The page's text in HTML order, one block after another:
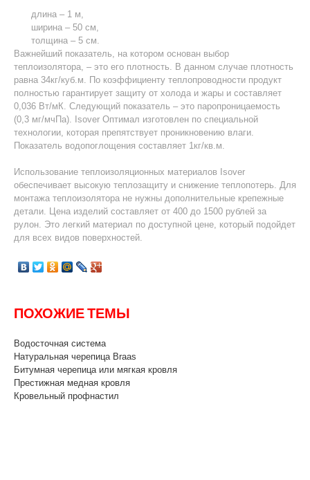
длина – 1 м,
ширина – 50 см,
толщина – 5 см.
Важнейший показатель, на котором основан выбор
теплоизолятора, – это его плотность. В данном случае плотность
равна 34кг/куб.м. По коэффициенту теплопроводности продукт
полностью гарантирует защиту от холода и жары и составляет
0,036 Вт/мК. Следующий показатель – это паропроницаемость
(0,3 мг/мчПа). Isover Оптимал изготовлен по специальной
технологии, которая препятствует проникновению влаги.
Показатель водопоглощения составляет 1кг/кв.м.
Использование теплоизоляционных материалов Isover
обеспечивает высокую теплозащиту и снижение теплопотерь. Для
монтажа теплоизолятора не нужны дополнительные крепежные
детали. Цена изделий составляет от 400 до 1500 рублей за
рулон. Это легкий материал по доступной цене, который подойдет
для всех видов поверхностей.
ПОХОЖИЕ ТЕМЫ
Водосточная система
Натуральная черепица Braas
Битумная черепица или мягкая кровля
Престижная медная кровля
Кровельный профнастил